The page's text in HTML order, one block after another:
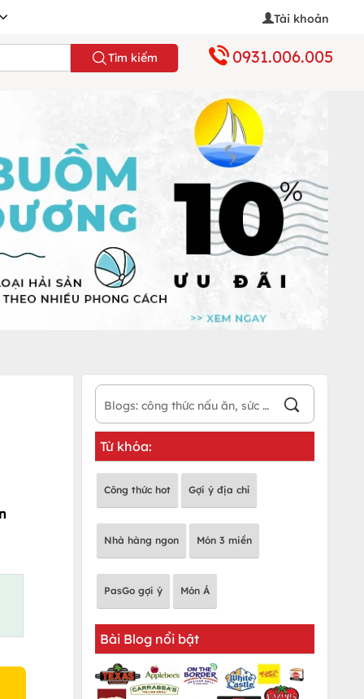
Tài khoản
Tìm kiếm 0931.006.005
Từ khóa:
Công thức hot Gợi ý địa chỉ
Nhà hàng ngon Món 3 miền
PasGo gợi ý Món Á
Bài Blog nổi bật